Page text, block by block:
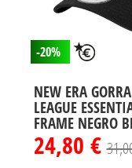
-20%
NEW ERA
LEAGUE
FRAME NEGRO
24,80 €